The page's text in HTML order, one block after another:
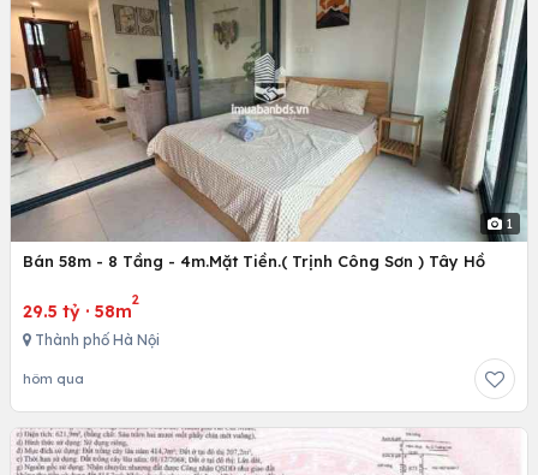
1
Bán 58m - 8 Tầng - 4m.Mặt Tiền.( Trịnh Công Sơn ) Tây Hồ
29.5 tỷ · 58m
2
Thành phố Hà Nội
hôm qua